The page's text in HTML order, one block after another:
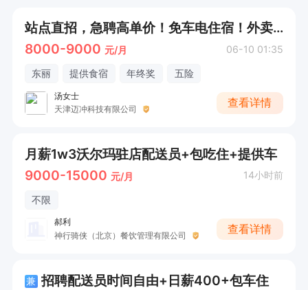
站点直招，急聘高单价！免车电住宿！外卖骑手
8000-9000 元/月 06-10 01:35
东丽 提供食宿 年终奖 五险
汤女士
天津迈冲科技有限公司
查看详情
月薪1w3沃尔玛驻店配送员+包吃住+提供车
9000-15000 元/月 14小时前
不限
郝利
神行骑侠（北京）餐饮管理有限公司
查看详情
兼 招聘配送员时间自由+日薪400+包车住